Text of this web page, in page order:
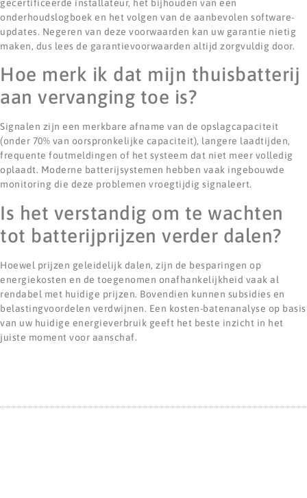
gecertificeerde installateur, het bijhouden van een
onderhoudslogboek en het volgen van de aanbevolen software-
updates. Negeren van deze voorwaarden kan uw garantie nietig
maken, dus lees de garantievoorwaarden altijd zorgvuldig door.
Hoe merk ik dat mijn thuisbatterij
aan vervanging toe is?
Signalen zijn een merkbare afname van de opslagcapaciteit
(onder 70% van oorspronkelijke capaciteit), langere laadtijden,
frequente foutmeldingen of het systeem dat niet meer volledig
oplaadt. Moderne batterijsystemen hebben vaak ingebouwde
monitoring die deze problemen vroegtijdig signaleert.
Is het verstandig om te wachten
tot batterijprijzen verder dalen?
Hoewel prijzen geleidelijk dalen, zijn de besparingen op
energiekosten en de toegenomen onafhankelijkheid vaak al
rendabel met huidige prijzen. Bovendien kunnen subsidies en
belastingvoordelen verdwijnen. Een kosten-batenanalyse op basis
van uw huidige energieverbruik geeft het beste inzicht in het
juiste moment voor aanschaf.